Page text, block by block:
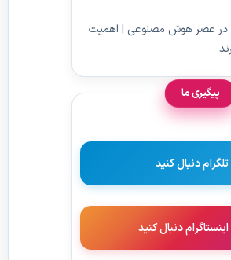
در عصر هوش مصنوعی | اهمیت
پیگیری ما
تلگرام دنبال کنید
اینستاگرام دنبال کنید